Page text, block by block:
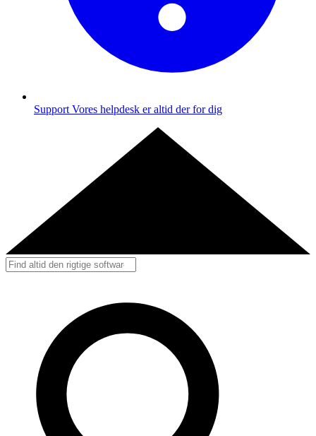
Support Vores helpdesk er altid der for dig